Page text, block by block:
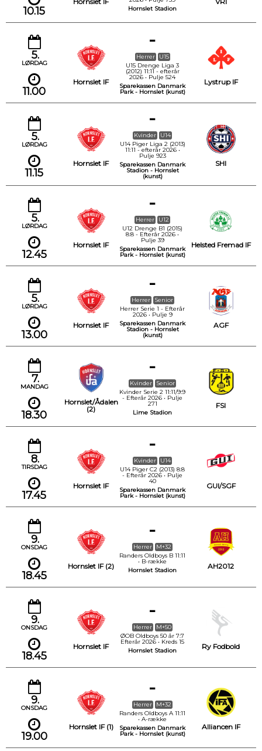
10.15
Hornslet Stadion
5.
LØRDAG
11.00
Hornslet IF
-
Herrer
U15
U15 Drenge Liga 3
(2012) 11:11 - efterår
2026 • Pulje 524
Sparekassen Danmark
Park - Hornslet (kunst)
Lystrup IF
5.
LØRDAG
11.15
Hornslet IF
-
Kvinder
U14
U14 Piger Liga 2 (2013)
11:11 - efterår 2026 •
Pulje 923
Sparekassen Danmark
Stadion - Hornslet
(kunst)
SHI
5.
LØRDAG
12.45
Hornslet IF
-
Herrer
U12
U12 Drenge B1 (2015)
8:8 - Efterår 2026 •
Pulje 39
Sparekassen Danmark
Park - Hornslet (kunst)
Helsted Fremad IF
5.
LØRDAG
13.00
Hornslet IF
-
Herrer
Senior
Herrer Serie 1 - Efterår
2026 • Pulje 9
Sparekassen Danmark
Stadion - Hornslet
(kunst)
AGF
7.
MANDAG
18.30
Hornslet/Ådalen
(2)
-
Kvinder
Senior
Kvinder Serie 2 11:11/9:9
- Efterår 2026 • Pulje
271
Lime Stadion
FSI
8.
TIRSDAG
17.45
Hornslet IF
-
Kvinder
U14
U14 Piger C2 (2013) 8:8
- Efterår 2026 • Pulje
40
Sparekassen Danmark
Park - Hornslet (kunst)
GUI/SGF
9.
ONSDAG
18.45
Hornslet IF (2)
-
Herrer
M+32
Randers Oldboys B 11:11
• B-række
Hornslet Stadion
AH2012
9.
ONSDAG
18.45
Hornslet IF
-
Herrer
M+50
ØOB Oldboys 50 år 7:7
Efterår 2026 • Kreds 15
Hornslet Stadion
Ry Fodbold
9.
ONSDAG
19.00
Hornslet IF (1)
-
Herrer
M+32
Randers Oldboys A 11:11
• A-række
Sparekassen Danmark
Park - Hornslet (kunst)
Alliancen IF